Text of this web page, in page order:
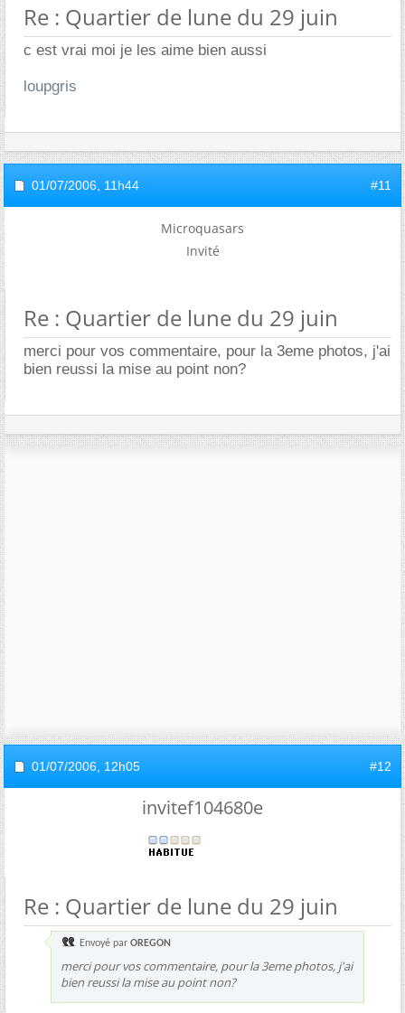
Re : Quartier de lune du 29 juin
c est vrai moi je les aime bien aussi
loupgris
01/07/2006, 11h44 #11
Microquasars
Invité
Re : Quartier de lune du 29 juin
merci pour vos commentaire, pour la 3eme photos, j'ai
bien reussi la mise au point non?
01/07/2006, 12h05 #12
invitef104680e
Re : Quartier de lune du 29 juin
Envoyé par OREGON
merci pour vos commentaire, pour la 3eme photos, j'ai
bien reussi la mise au point non?